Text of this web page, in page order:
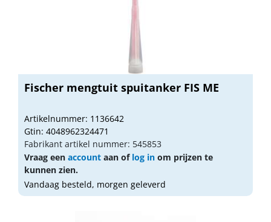
Fischer mengtuit spuitanker FIS ME
Artikelnummer: 1136642
Gtin: 4048962324471
Fabrikant artikel nummer: 545853
Vraag een account aan of log in om prijzen te
kunnen zien.
Vandaag besteld, morgen geleverd